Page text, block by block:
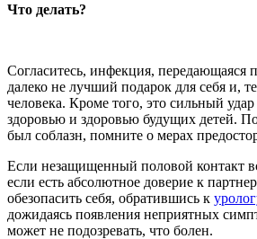
Что делать?
Согласитесь, инфекция,
далеко не лучший подарок для себя и,
человека. Кроме того, это сильный
здоровью и здоровью будущих детей.
был соблазн, помните о мерах
Если незащищенный половой контакт
если есть абсолютное доверие к
обезопасить себя, обратившись к
дожидаясь появления неприятных
может не подозревать, что болен.